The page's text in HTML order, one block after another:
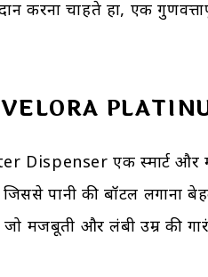
करना चाहते हों, एक
Dispenser एक स्मार्ट और
पानी की बॉटल लगाना
मजबूती और लंबी उम्र की